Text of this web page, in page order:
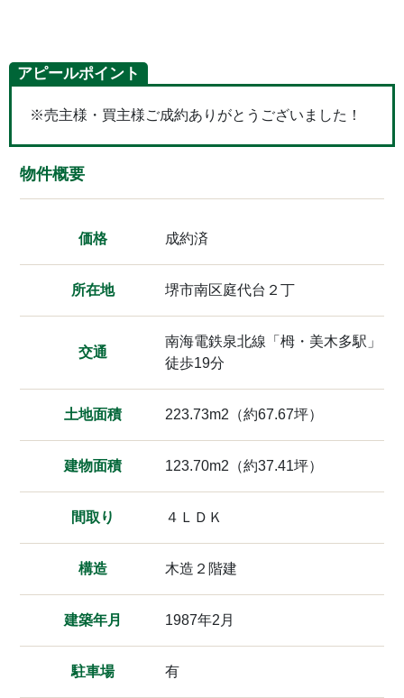
アピールポイント
※売主様・買主様ご成約ありがとうございました！
物件概要
価格 成約済
所在地 堺市南区庭代台２丁
交通
南海電鉄泉北線「栂・美木多駅」
徒歩19分
土地面積 223.73m2（約67.67坪）
建物面積 123.70m2（約37.41坪）
間取り ４ＬＤＫ
構造 木造２階建
建築年月 1987年2月
駐車場 有